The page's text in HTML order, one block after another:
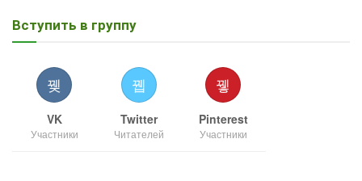
Вступить в группу
VK
Участники
Twitter
Читателей
Pinterest
Участники